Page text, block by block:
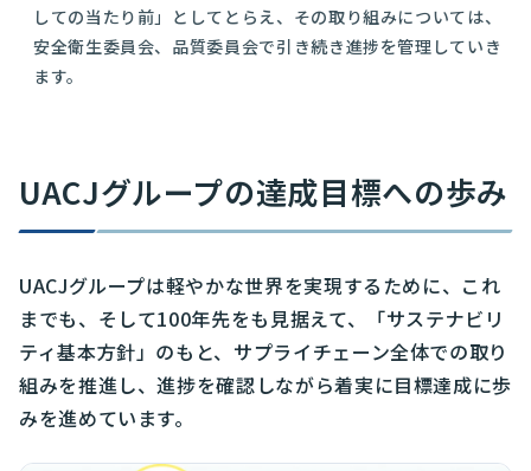
しての当たり前」としてとらえ、その取り組みについては、
安全衛生委員会、品質委員会で引き続き進捗を管理していき
ます。
UACJグループの達成目標への歩み
UACJグループは軽やかな世界を実現するために、これ
までも、そして100年先をも見据えて、「サステナビリ
ティ基本方針」のもと、サプライチェーン全体での取り
組みを推進し、進捗を確認しながら着実に目標達成に歩
みを進めています。